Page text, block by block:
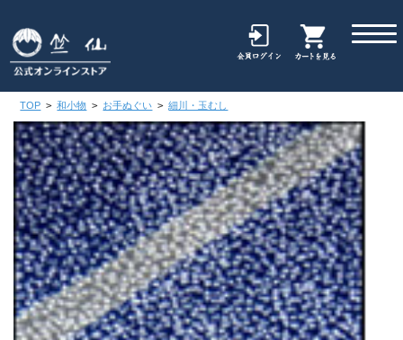
TOP > 和小物 > お手ぬぐい > 細川・玉むし